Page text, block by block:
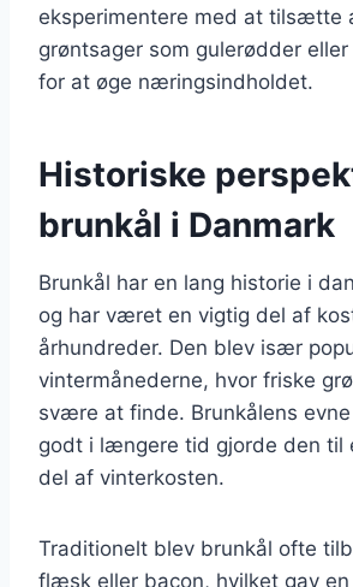
eksperimentere med at tilsætte
grøntsager som gulerødder
for at øge næringsindholdet.
Historiske
brunkål i Danmark
Brunkål har en lang historie i
og har været en vigtig del af
århundreder. Den blev især
vintermånederne, hvor friske
svære at finde. Brunkålens
godt i længere tid gjorde den til
del af vinterkosten.
Traditionelt blev brunkål ofte
flæsk eller bacon, hvilket gav en